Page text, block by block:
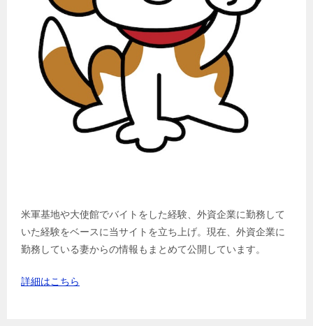
米軍基地や大使館でバイトをした経験、外資企業に勤務して
いた経験をベースに当サイトを立ち上げ。現在、外資企業に
勤務している妻からの情報もまとめて公開しています。
詳細はこちら